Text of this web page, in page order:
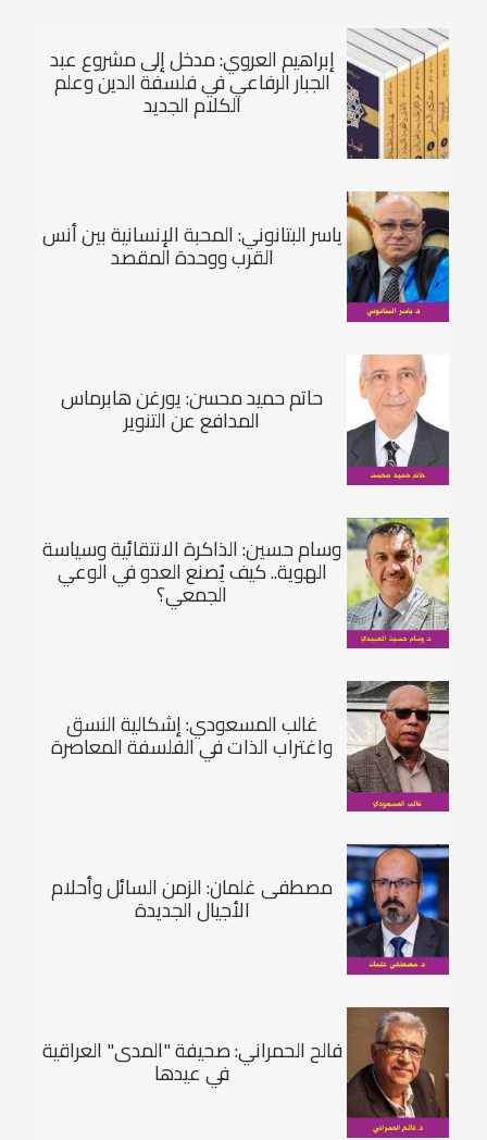
إبراهيم العروي: مدخل إلى مشروع عبد
الجبار الرفاعي في فلسفة الدين وعلم
الكلام الجديد
ياسر البتانوني: المحبة الإنسانية بين أنس
القرب ووحدة المقصد
حاتم حميد محسن: يورغن هابرماس
المدافع عن التنوير
وسام حسين: الذاكرة الانتقائية وسياسة
الهوية.. كيف يُصنع العدو في الوعي
الجمعي؟
غالب المسعودي: إشكالية النسق
واغتراب الذات في الفلسفة المعاصرة
مصطفى غلمان: الزمن السائل وأحلام
الأجيال الجديدة
فالح الحمراني: صحيفة "المدى" العراقية
في عيدها